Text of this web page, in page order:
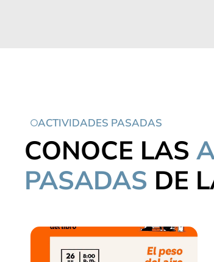
ACTIVIDADES PASADAS
CONOCE LAS
PASADAS DE